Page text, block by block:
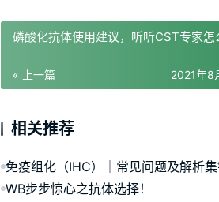
磷酸化抗体使用建议，听听CST专家怎
« 上一篇 2021年8
相关推荐
免疫组化（IHC）│常见问题及解析
WB步步惊心之抗体选择！